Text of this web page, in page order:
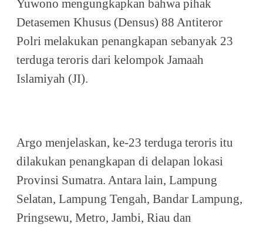
Yuwono mengungkapkan bahwa pihak
Detasemen Khusus (Densus) 88 Antiteror
Polri melakukan penangkapan sebanyak 23
terduga teroris dari kelompok Jamaah
Islamiyah (JI).
Argo menjelaskan, ke-23 terduga teroris itu
dilakukan penangkapan di delapan lokasi
Provinsi Sumatra. Antara lain, Lampung
Selatan, Lampung Tengah, Bandar Lampung,
Pringsewu, Metro, Jambi, Riau dan